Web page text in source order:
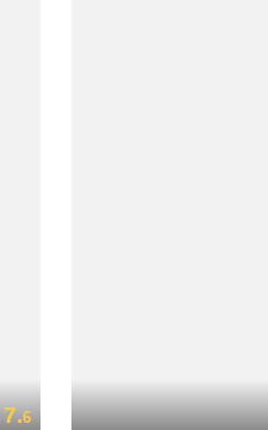
7.6